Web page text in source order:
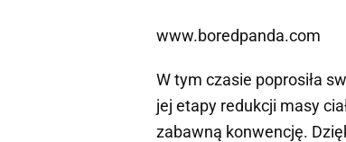
www.boredpanda.com
W tym czasie poprosiła
jej etapy redukcji masy
zabawną konwencję.